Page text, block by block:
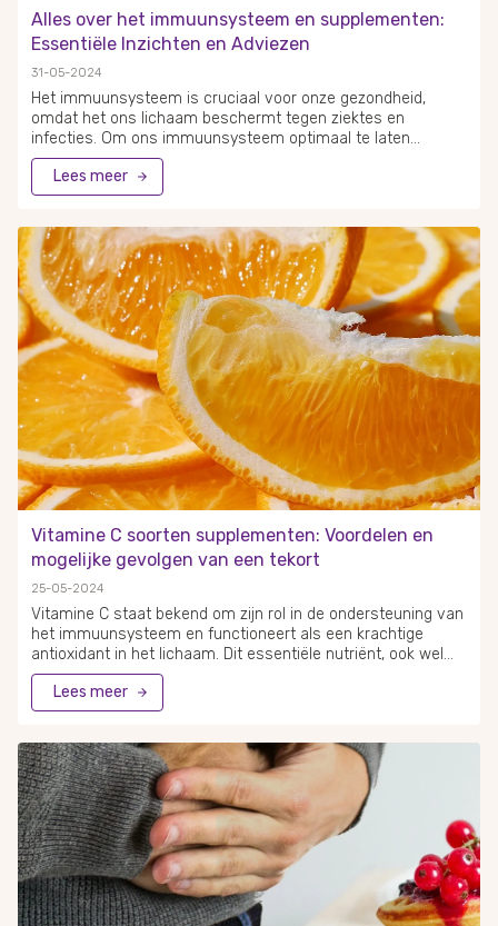
Alles over het immuunsysteem en supplementen:
Essentiële Inzichten en Adviezen
31-05-2024
Het immuunsysteem is cruciaal voor onze gezondheid,
omdat het ons lichaam beschermt tegen ziektes en
infecties. Om ons immuunsysteem optimaal te laten
functioneren, kunnen supplementen zoals vitamines en
mineralen van grote waarde zijn. Het gebruik van
supplementen kan helpen om onze immuniteit en
de belangrijkste supplementen die je immuunsysteem
ondersteunen. Bijvoorbeeld, Vitamine D is essentieel voor de
werking van het immuunsysteem en helpt infecties te
bestrijden. Daarnaast is zink noodzakelijk om je
immuunsysteem goed functionerend te houden en kan het
bij verkoudheid extra worden ingenomen.
Lees meer
Vitamine C soorten supplementen: Voordelen en
mogelijke gevolgen van een tekort
25-05-2024
Vitamine C staat bekend om zijn rol in de ondersteuning van
het immuunsysteem en functioneert als een krachtige
antioxidant in het lichaam. Dit essentiële nutriënt, ook wel
ascorbinezuur genoemd, draagt bij aan de gezondheid door
het beschermen tegen vrije radicalen en het ondersteunen
van verschillende cellulaire functies van het
is vitamine C een veelvoorkomend ingrediënt in
voedingssupplementen en wordt het door vele mensen
gebruikt om hun weerstand te verhogen, vooral in tijden van
ziekte of stress.
Lees meer